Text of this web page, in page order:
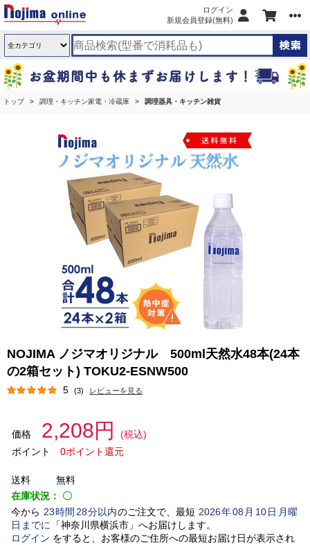
ログイン
新規会員登録(無料)
トップ 調理・キッチン家電・冷蔵庫 調理器具・キッチン雑貨
NOJIMA ノジマオリジナル 500ml天然水48本(24本
の2箱セット) TOKU2-ESNW500
5 (3) レビューを見る
価格 2,208円
(税込)
ポイント
0ポイント還元
送料
無料
在庫状況： 〇
今から 23時間 28分以内のご注文で、最短 2026年08 月 10日月曜
日 までに 「神奈川県横浜市」 へお届けします。
ログイン をすると、お客様のご住所への最短お届け日が表示され